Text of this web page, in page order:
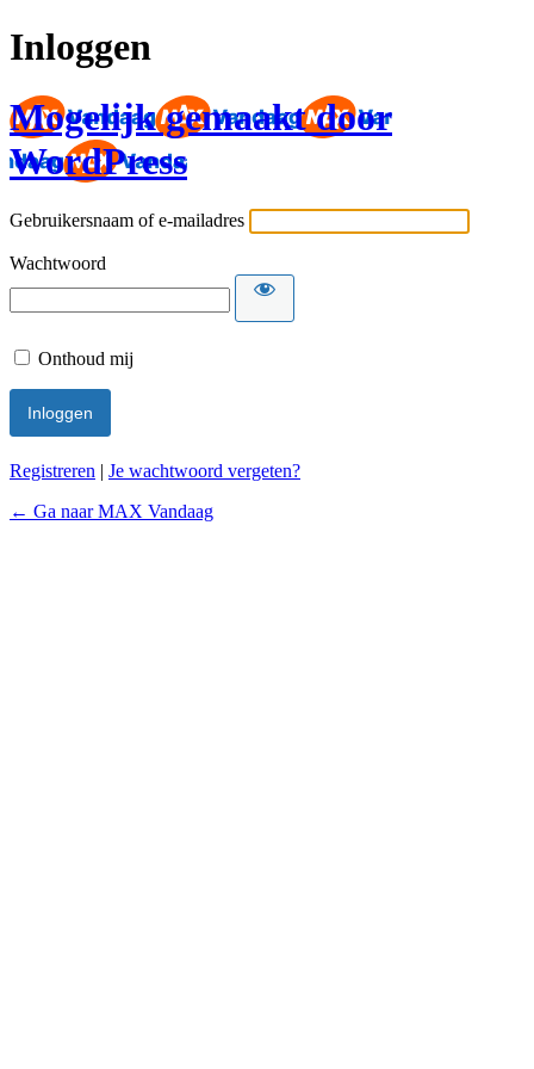
Inloggen
Mogelijk gemaakt door
WordPress
Gebruikersnaam of e-mailadres
Wachtwoord
Onthoud mij
Registreren | Je wachtwoord vergeten?
← Ga naar MAX Vandaag